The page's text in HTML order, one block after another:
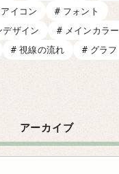
アイコン
フォント
ザイン
メインカラー
視線の流れ グラフ
アーカイブ